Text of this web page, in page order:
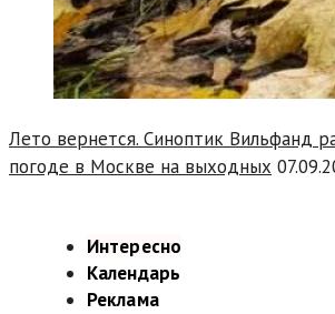
Лето вернется. Синоптик Вильфанд
погоде в Москве на выходных
Интересно
Календарь
Реклама